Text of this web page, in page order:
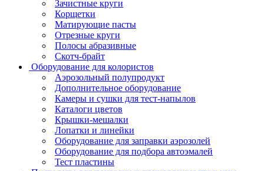
Зачистные круги
Корщетки
Матирующие пасты
Отрезные круги
Полосы абразивные
Скотч-брайт
Оборудование для колористов
Аэрозольный полупродукт
Дополнительное оборудование
Камеры и сушки для тест-напылов
Каталоги цветов
Крышки-мешалки
Лопатки и линейки
Оборудование для заправки аэрозолей
Оборудование для подбора автоэмалей
Тест пластины